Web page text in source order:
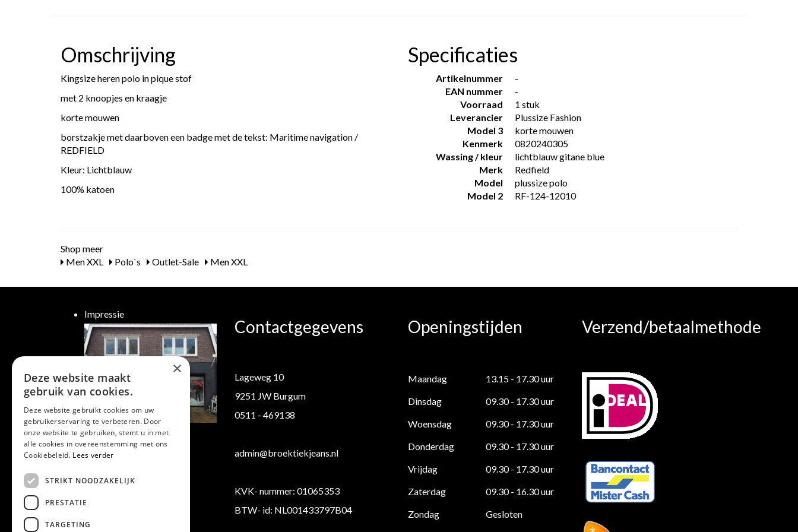
Omschrijving
Kingsize heren polo in pique stof
met 2 knoopjes en kraagje
korte mouwen
borstzakje met daarboven een badge met de tekst: Maritime navigation /
REDFIELD
Kleur: Lichtblauw
100% katoen
Specificaties
Artikelnummer
-
EAN nummer
-
Voorraad
1 stuk
Leverancier
Plussize Fashion
Model 3
korte mouwen
Kenmerk
0820240305
Wassing / kleur
lichtblauw gitane blue
Merk
Redfield
Model
plussize polo
Model 2
RF-124-12010
Shop meer
Men XXL
Polo`s Outlet-Sale Men XXL
Impressie
Klantenservice
Verzending/ Retourneren
Contactgegevens
Lageweg 10
9251 JW Burgum
0511 - 469138
admin@broektiekjeans.nl
KVK- nummer: 01065353
BTW- id: NL001433797B04
Openingstijden
Maandag
13.15 - 17.30 uur
Dinsdag
09.30 - 17.30 uur
Woensdag
09.30 - 17.30 uur
Donderdag
09.30 - 17.30 uur
Vrijdag
09.30 - 17.30 uur
Zaterdag
09.30 - 16.30 uur
Zondag
Gesloten
Verzend/betaalmethode
×
Deze website maakt
gebruik van cookies.
Deze website gebruikt cookies om uw
gebruikerservaring te verbeteren. Door
onze website te gebruiken, stemt u in met
alle cookies in overeenstemming met ons
Cookiebeleid. Lees verder
STRIKT NOODZAKELIJK
PRESTATIE
TARGETING